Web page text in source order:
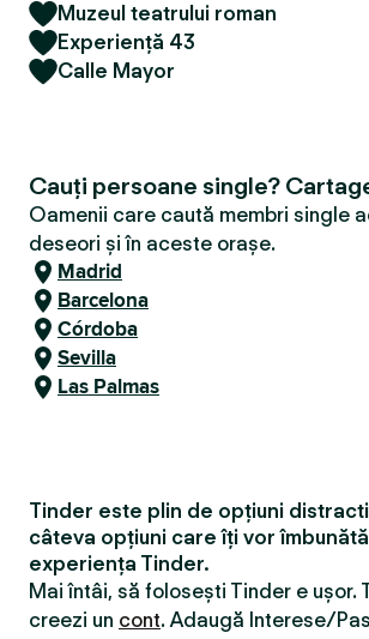
Muzeul teatrului roman
Experiență 43
Calle Mayor
Cauți persoane single?
Oamenii care caută membri single
deseori și în aceste orașe.
Madrid
Barcelona
Córdoba
Sevilla
Las Palmas
Tinder este plin de opțiuni
câteva opțiuni care îți vor
experiența Tinder.
Mai întâi, să folosești Tinder e ușor.
creezi un cont. Adaugă Interese/